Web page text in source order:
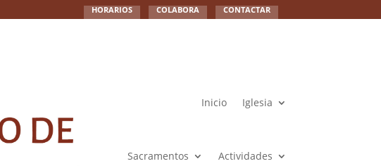
HORARIOS COLABORA CONTACTAR
Inicio Iglesia
Sacramentos Actividades